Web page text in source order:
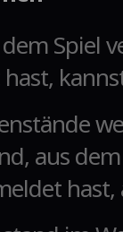
Spiel
aus
hast,